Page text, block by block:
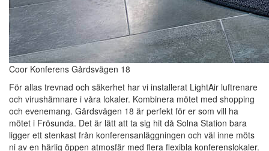
Coor Konferens Gårdsvägen 18
För allas trevnad och säkerhet har vi installerat LightAir luftrenare
och virushämnare i våra lokaler. Kombinera mötet med shopping
och evenemang. Gårdsvägen 18 är perfekt för er som vill ha
mötet i Frösunda. Det är lätt att ta sig hit då Solna Station bara
ligger ett stenkast från konferensanläggningen och väl inne möts
ni av en härlig öppen atmosfär med flera flexibla konferenslokaler.